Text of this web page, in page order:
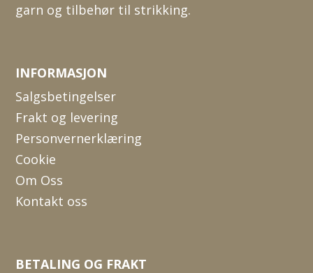
garn og tilbehør til strikking.
INFORMASJON
Salgsbetingelser
Frakt og levering
Personvernerklæring
Cookie
Om Oss
Kontakt oss
BETALING OG FRAKT